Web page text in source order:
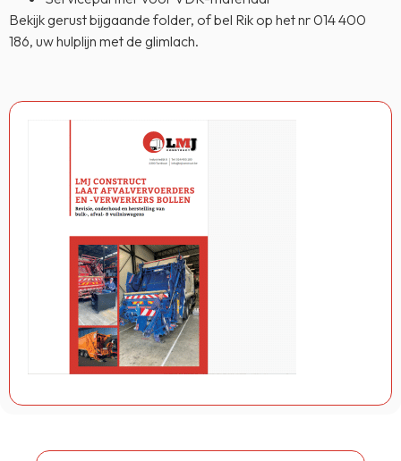
Bekijk gerust bijgaande folder, of bel Rik op het nr 014 400
186, uw hulplijn met de glimlach.